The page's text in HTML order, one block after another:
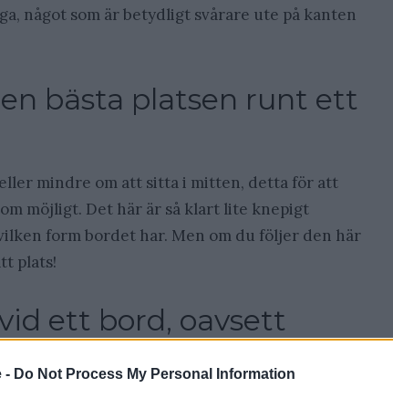
- Do Not Process My Personal Information
något som är betydligt svårare ute på kanten
bästa platsen runt ett
mindre om att sitta i mitten, detta för att
möjligt. Det här är så klart lite knepigt
form bordet har. Men om du följer den här
plats!
ett bord, oavsett